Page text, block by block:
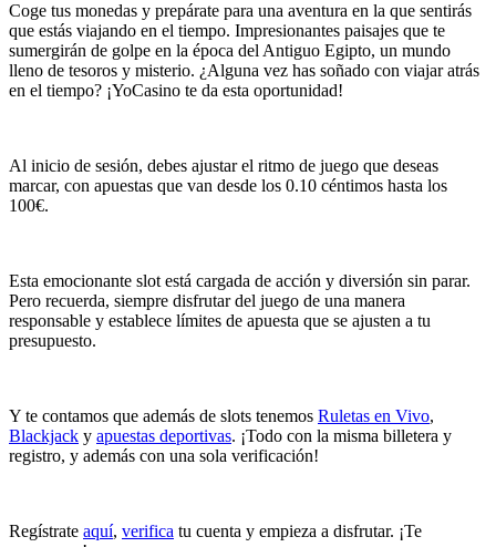
Coge tus monedas y prepárate para una aventura en la que sentirás
que estás viajando en el tiempo. Impresionantes paisajes que te
sumergirán de golpe en la época del Antiguo Egipto, un mundo
lleno de tesoros y misterio. ¿Alguna vez has soñado con viajar atrás
en el tiempo? ¡YoCasino te da esta oportunidad!
Al inicio de sesión, debes ajustar el ritmo de juego que deseas
marcar, con apuestas que van desde los 0.10 céntimos hasta los
100€.
Esta emocionante slot está cargada de acción y diversión sin parar.
Pero recuerda, siempre disfrutar del juego de una manera
responsable y establece límites de apuesta que se ajusten a tu
presupuesto.
Y te contamos que además de slots tenemos Ruletas en Vivo,
Blackjack y apuestas deportivas. ¡Todo con la misma billetera y
registro, y además con una sola verificación!
Regístrate aquí, verifica tu cuenta y empieza a disfrutar. ¡Te